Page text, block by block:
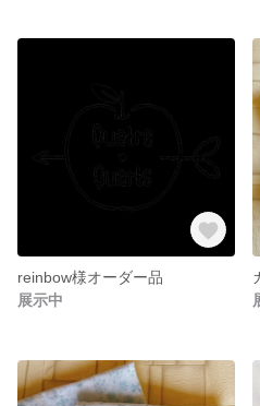
reinbow様オーダー品
展示中